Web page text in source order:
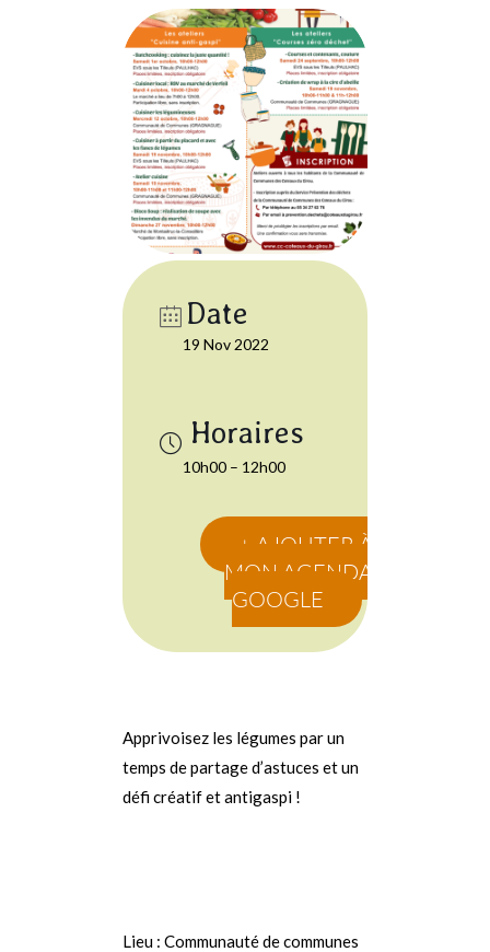
Date
19 Nov 2022
10h00 – 12h00
+ AJOUTER À
MON AGENDA
GOOGLE
Apprivoisez les légumes par un
temps de partage d’astuces et un
défi créatif et antigaspi !
Lieu : Communauté de communes